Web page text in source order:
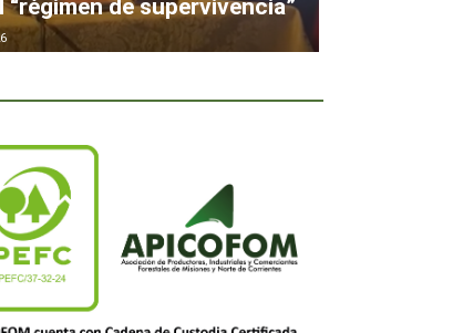
“régimen de supervivencia”